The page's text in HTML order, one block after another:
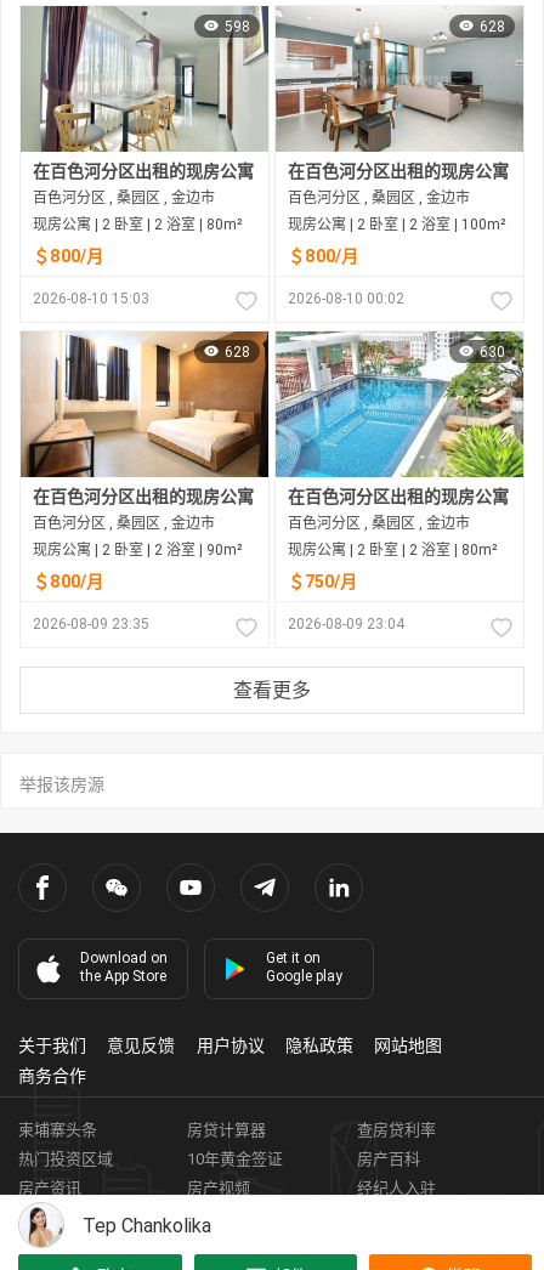
598
在百色河分区出租的现房公寓
百色河分区 , 桑园区 , 金边市
现房公寓 | 2 卧室 | 2 浴室 | 80m²
＄800/月
2026-08-10 15:03
628
在百色河分区出租的现房公寓
百色河分区 , 桑园区 , 金边市
现房公寓 | 2 卧室 | 2 浴室 | 100m²
＄800/月
2026-08-10 00:02
628
在百色河分区出租的现房公寓
百色河分区 , 桑园区 , 金边市
现房公寓 | 2 卧室 | 2 浴室 | 90m²
＄800/月
2026-08-09 23:35
630
在百色河分区出租的现房公寓
百色河分区 , 桑园区 , 金边市
现房公寓 | 2 卧室 | 2 浴室 | 80m²
＄750/月
2026-08-09 23:04
查看更多
举报该房源
Tep Chankolika
Download on
the App Store
Get it on
Google play
关于我们 意见反馈 用户协议 隐私政策
网站地图
商务合作
柬埔寨头条 房贷计算器
查房贷利率
热门投资区域
10年黄金签证
房产百科
房产资讯
房产视频
经纪人入驻
获取客资
柬埔寨房地产APP
Copyright © 2026 HARBOR PROPERTY CO., LTD. 房地产证编号: E-